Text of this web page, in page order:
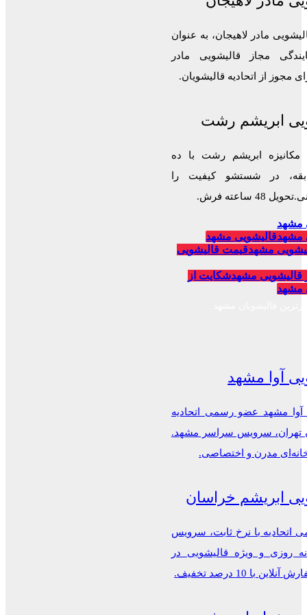
مادر لاهیجان، به عنوان
مجاز قالیشویی مادر
مجوز از اتحادیه قالیشویان.
ابریشم رشت
مکانیزه ابریشم رشت با ده
در شستشو کیفیت را
48 ساعته فرش.
مشهد
مشهدقالیشویی مشهد
مشهدقیمت قالیشویی
قالیشویی مشهدشکایت از
مشهد
آوا مشهد
آوا مشهد عضو رسمی اتحادیه
تهران، سرویس سراسر مشهد.
مدرن و اختصاصی.
ابریشم خراسان
اتحادیه با نرخ ثابت، سرویس
روزی و ویژه قالیشویی در
با 10 درصد تخفیف.